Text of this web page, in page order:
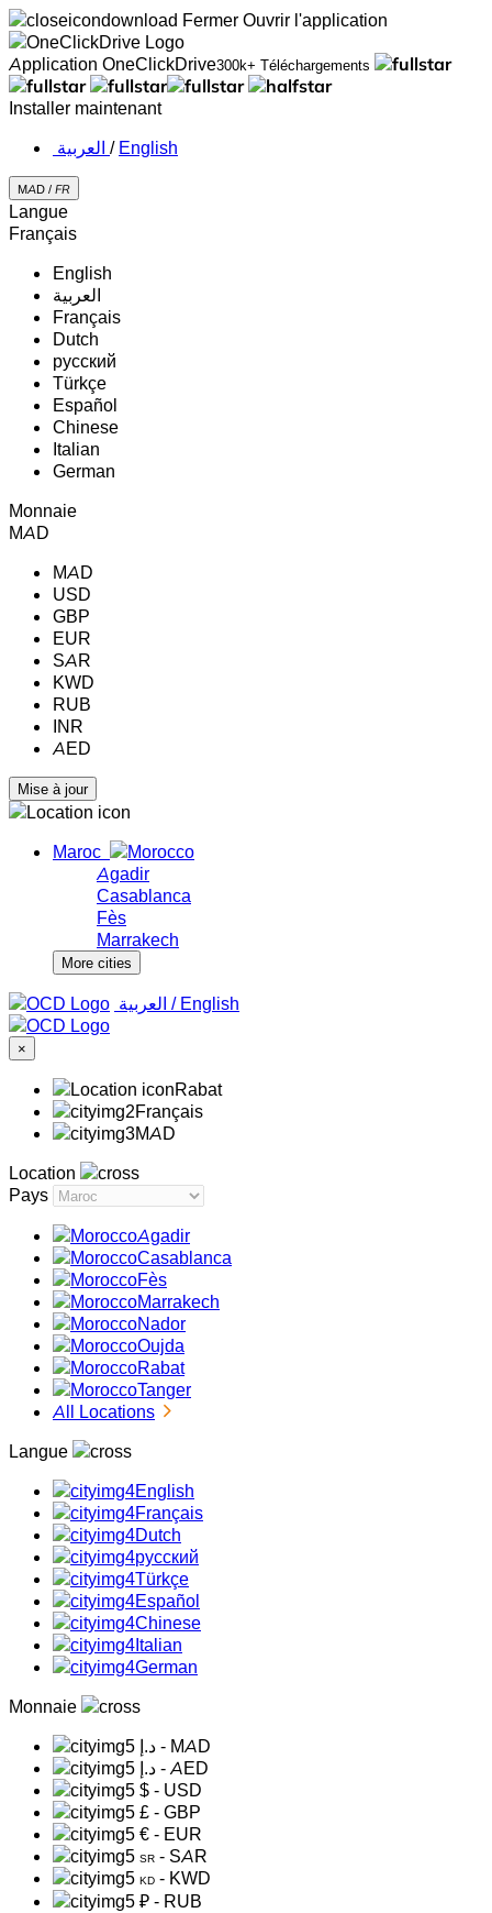
Fermer Ouvrir l'application
Application OneClickDrive300k+ Téléchargements
Installer maintenant
‏العربية ‏ / English
MAD / FR
Langue
Français
English
‏العربية‏
Français
Dutch
русский
Türkçe
Español
Chinese
Italian
German
Monnaie
MAD
MAD
USD
GBP
EUR
SAR
KWD
RUB
INR
AED
Maroc
Agadir
Casablanca
Fès
Marrakech
More cities
‏العربية ‏ / English
×
Rabat
Français
MAD
Location
Pays
Agadir
Casablanca
Fès
Marrakech
Nador
Oujda
Rabat
Tanger
All Locations
Langue
English
Français
Dutch
русский
Türkçe
Español
Chinese
Italian
German
Monnaie
د.إ - MAD
د.إ - AED
$ - USD
£ - GBP
€ - EUR
SR - SAR
KD - KWD
₽ - RUB